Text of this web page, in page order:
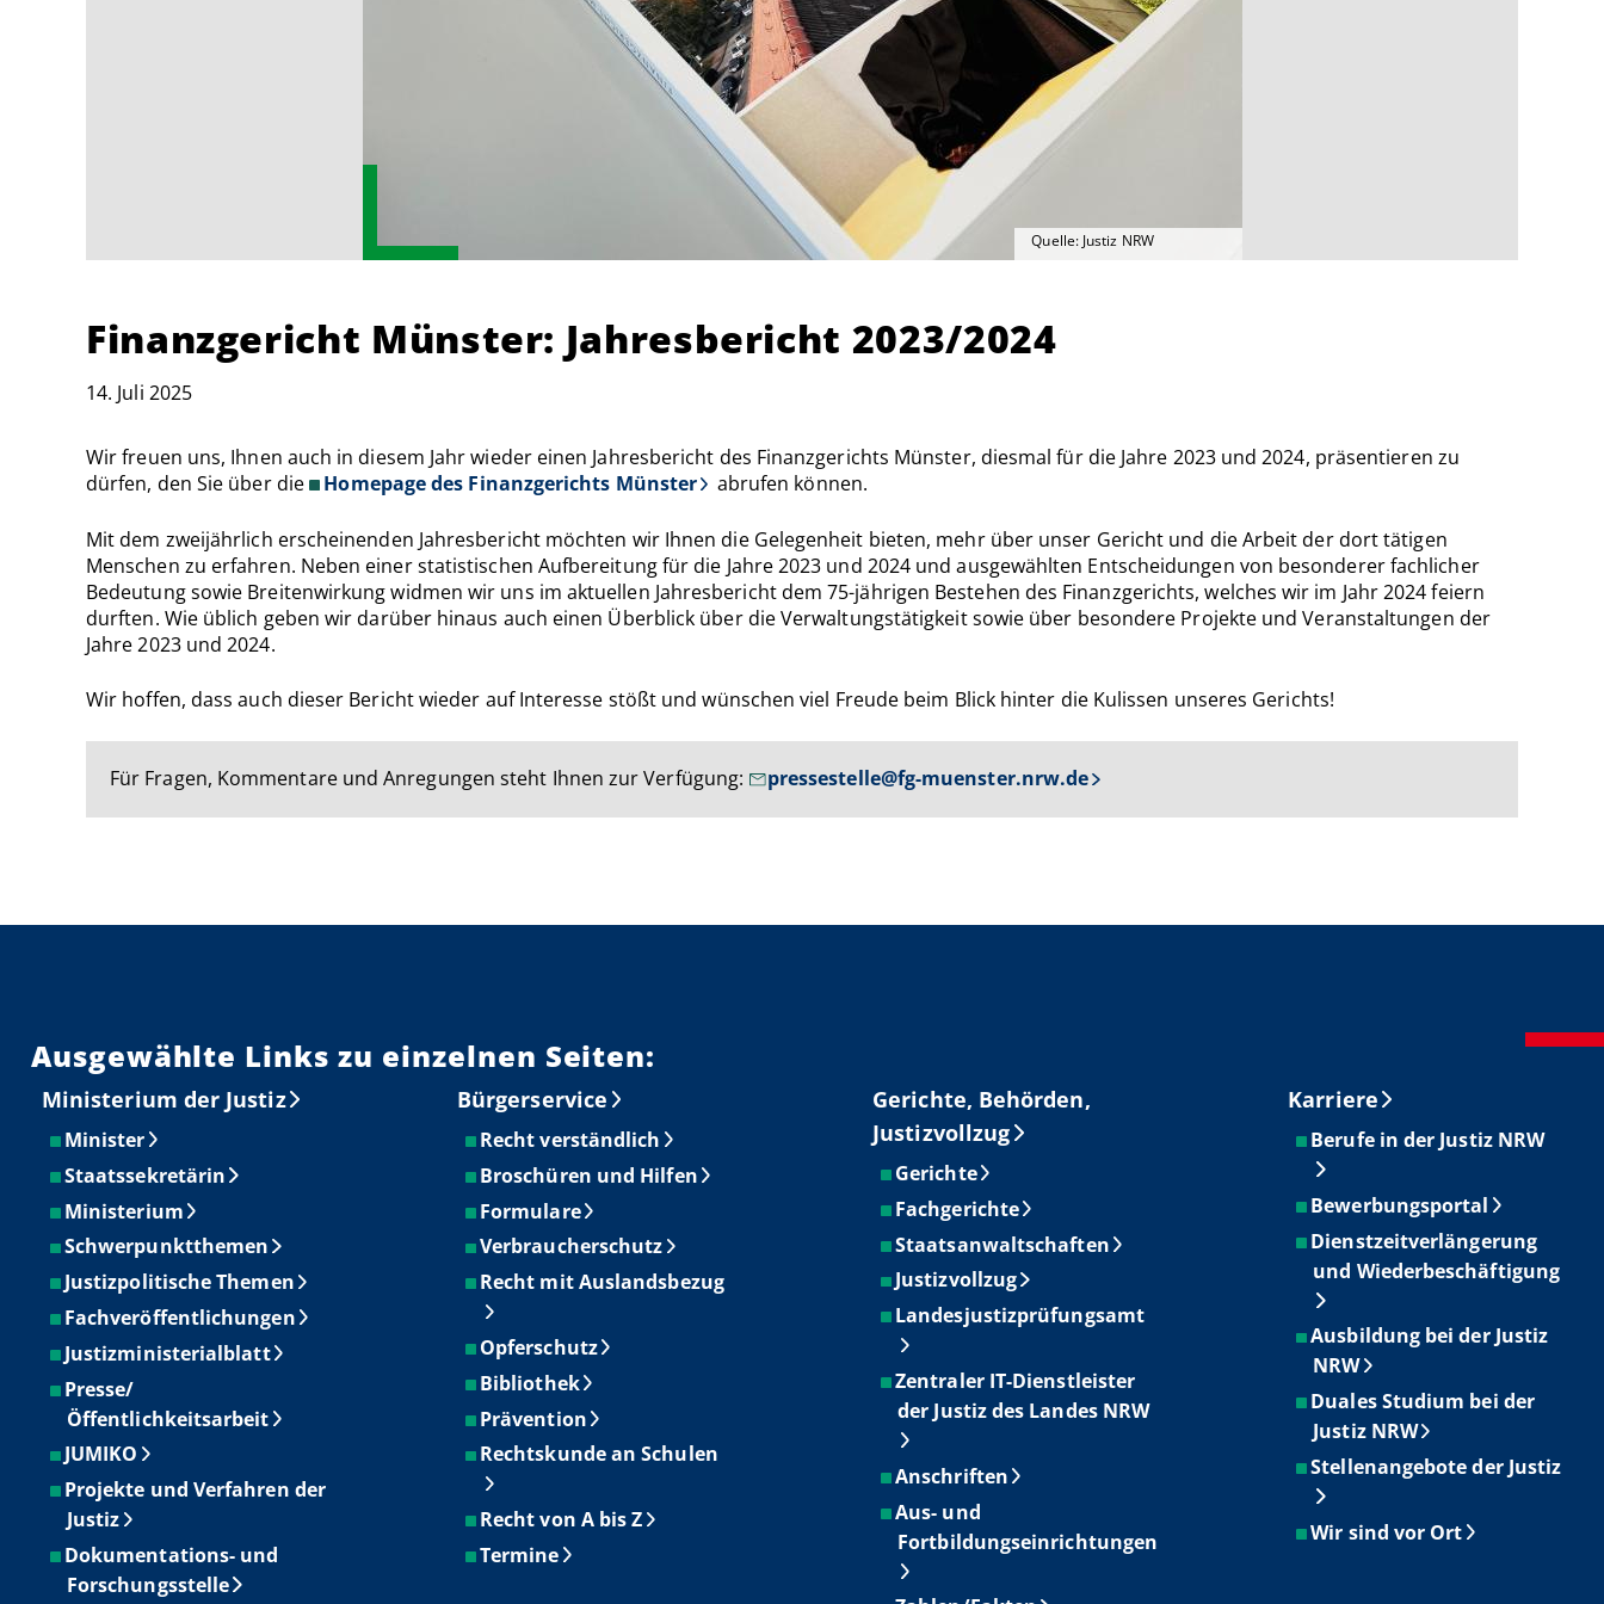
Quelle: Justiz NRW
Finanzgericht Münster: Jahresbericht 2023/2024
14. Juli 2025
Wir freuen uns, Ihnen auch in diesem Jahr wieder einen Jahresbericht des Finanzgerichts Münster, diesmal für die Jahre 2023 und 2024, präsentieren zu
dürfen, den Sie über die Homepage des Finanzgerichts Münster abrufen können.
Mit dem zweijährlich erscheinenden Jahresbericht möchten wir Ihnen die Gelegenheit bieten, mehr über unser Gericht und die Arbeit der dort tätigen
Menschen zu erfahren. Neben einer statistischen Aufbereitung für die Jahre 2023 und 2024 und ausgewählten Entscheidungen von besonderer fachlicher
Bedeutung sowie Breitenwirkung widmen wir uns im aktuellen Jahresbericht dem 75-jährigen Bestehen des Finanzgerichts, welches wir im Jahr 2024 feiern
durften. Wie üblich geben wir darüber hinaus auch einen Überblick über die Verwaltungstätigkeit sowie über besondere Projekte und Veranstaltungen der
Jahre 2023 und 2024.
Wir hoffen, dass auch dieser Bericht wieder auf Interesse stößt und wünschen viel Freude beim Blick hinter die Kulissen unseres Gerichts!
Für Fragen, Kommentare und Anregungen steht Ihnen zur Verfügung: pressestelle@fg-muenster.nrw.de
Ausgewählte Links zu einzelnen Seiten:
Ministerium der Justiz
Minister
Staatssekretärin
Ministerium
Schwerpunktthemen
Justizpolitische Themen
Fachveröffentlichungen
Justizministerialblatt
Presse/
Öffentlichkeitsarbeit
JUMIKO
Projekte und Verfahren der
Justiz
Dokumentations- und
Forschungsstelle
Bürgerservice
Recht verständlich
Broschüren und Hilfen
Formulare
Verbraucherschutz
Recht mit Auslandsbezug
Opferschutz
Bibliothek
Prävention
Rechtskunde an Schulen
Recht von A bis Z
Termine
Gerichte, Behörden,
Justizvollzug
Gerichte
Fachgerichte
Staatsanwaltschaften
Justizvollzug
Landesjustizprüfungsamt
Zentraler IT-Dienstleister
der Justiz des Landes NRW
Anschriften
Aus- und
Fortbildungseinrichtungen
Karriere
Berufe in der Justiz NRW
Bewerbungsportal
Dienstzeitverlängerung
und Wiederbeschäftigung
Ausbildung bei der Justiz
NRW
Duales Studium bei der
Justiz NRW
Stellenangebote der Justiz
Wir sind vor Ort